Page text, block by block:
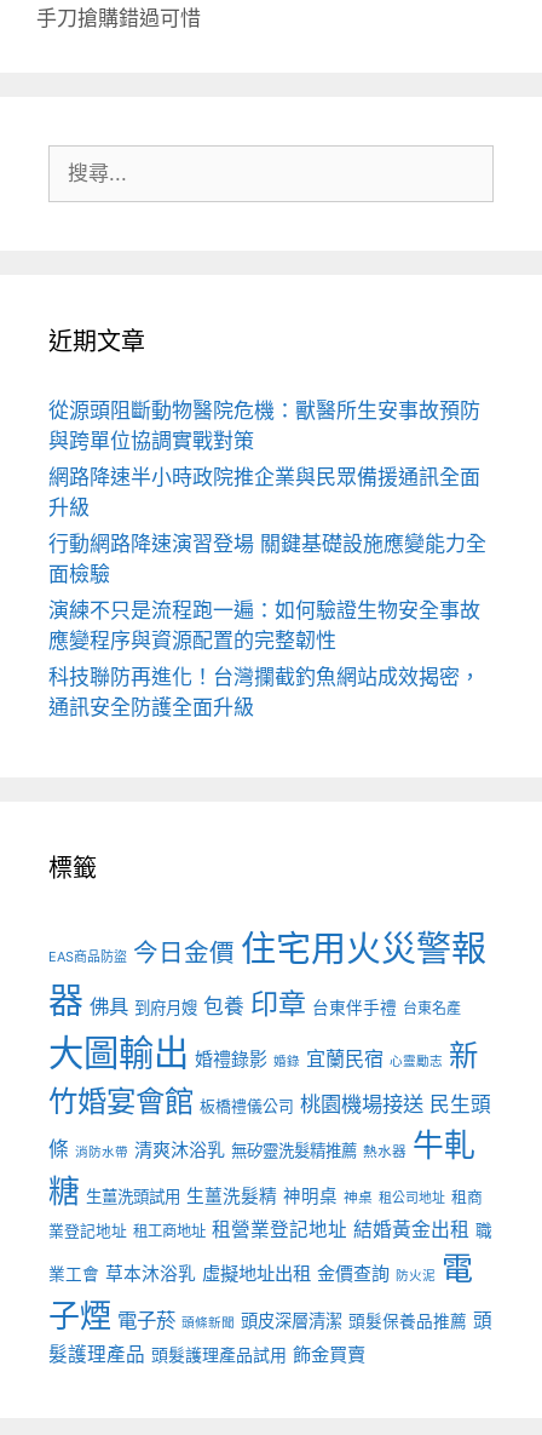
手刀搶購錯過可惜
尋:
近期文章
從源頭阻斷動物醫院危機：獸醫所生安事故預防
與跨單位協調實戰對策
網路降速半小時政院推企業與民眾備援通訊全面
升級
行動網路降速演習登場 關鍵基礎設施應變能力全
面檢驗
演練不只是流程跑一遍：如何驗證生物安全事故
應變程序與資源配置的完整韌性
科技聯防再進化！台灣攔截釣魚網站成效揭密，
通訊安全防護全面升級
標籤
EAS商品防盜 今日金價 住宅用火災警報
器 佛具 到府月嫂 包養 印章 台東伴手禮 台東名產
大圖輸出 婚禮錄影 婚錄 宜蘭民宿 心靈勵志 新
竹婚宴會館 板橋禮儀公司 桃園機場接送 民生頭
條 消防水帶 清爽沐浴乳 無矽靈洗髮精推薦 熱水器 牛軋
糖 生薑洗頭試用 生薑洗髮精 神明桌 神桌 租公司地址 租商
業登記地址 租工商地址 租營業登記地址 結婚黃金出租 職
業工會 草本沐浴乳 虛擬地址出租 金價查詢 防火泥
電
子煙 電子菸 頭條新聞 頭皮深層清潔 頭髮保養品推薦 頭
髮護理產品 頭髮護理產品試用 飾金買賣